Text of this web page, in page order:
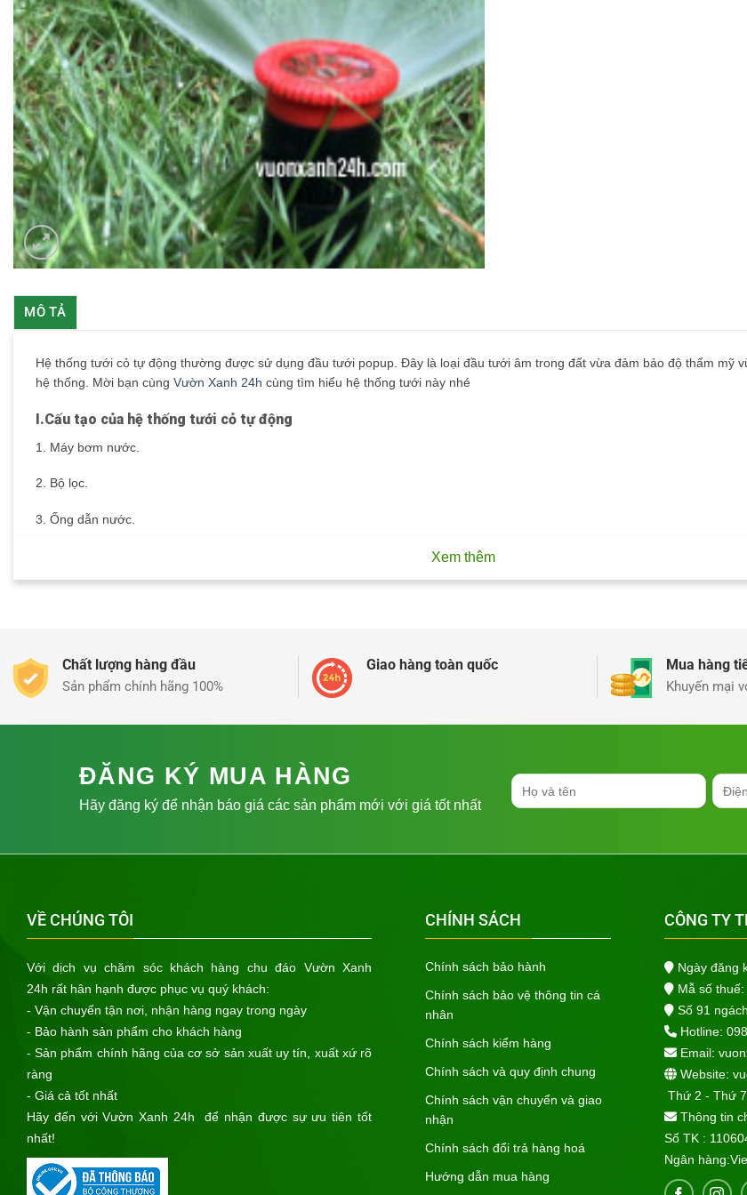
MÔ TẢ
Hệ thống tưới cỏ tự động thường được sử dụng đầu tưới popup. Đây là loại đầu tưới âm trong đất vừa đảm bảo độ thẩm mỹ
hệ thống. Mời bạn cùng Vườn Xanh 24h cùng tìm hiểu hệ thống tưới này nhé
I.Cấu tạo của hệ thống tưới cỏ tự động
1. Máy bơm nước.
2. Bộ lọc.
3. Ống dẫn nước.
7.Cút L, Cút T, ống nối…
8.Băng dính, băng keo, băng tan .
II. Tìm hiểu về đầu tướ i trong hệ thống tưới cỏ tự động
Đầu tưới Poup Hunter
Xem thêm
Chất lượng hàng đầu
Sản phẩm chính hãng 100%
Giao hàng toàn quốc Mua hàng
Khuyến mại
ĐĂNG KÝ MUA HÀNG
Hãy đăng ký để nhận báo giá các sản phẩm mới với giá tốt nhất
VỀ CHÚNG TÔI
Với dịch vụ chăm sóc khách hàng chu đáo Vườn Xanh
24h rất hân hạnh được phục vụ quý khách:
- Vận chuyển tận nơi, nhận hàng ngay trong ngày
- Bảo hành sản phẩm cho khách hàng
- Sản phẩm chính hãng của cơ sở sản xuất uy tín, xuất xứ rõ
ràng
- Giá cả tốt nhất
Hãy đến với Vườn Xanh 24h để nhận được sự ưu tiên tốt
nhất!
CHÍNH SÁCH
Chính sách bảo hành
Chính sách bảo vệ thông tin cá
nhân
Chính sách kiểm hàng
Chính sách và quy định chung
Chính sách vận chuyển và giao
nhận
Chính sách đổi trả hàng hoá
Hướng dẫn mua hàng
CÔNG TY
Ngày đăng
Mẫ số thuế:
Số 91
Hotline:
Email:
Website:
Thứ 2 - Thứ
Thông tin
Số TK :
Ngân